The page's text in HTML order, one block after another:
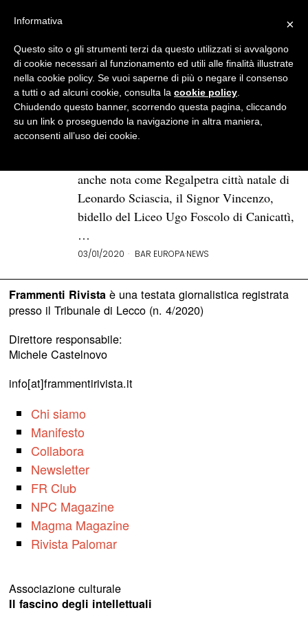
BROWSE TAG
Miglioramento
L’importanza di essere presenti
a noi stessi
Alla fine dell’incontro, prima di uscire da
anche nota come Regalpetra città natale di
Leonardo Sciascia, il Signor Vincenzo,
bidello del Liceo Ugo Foscolo di Canicattì,
…
03/01/2020 BAR EUROPA·NEWS
Frammenti Rivistaè una testata giornalistica registrata
presso il Tribunale di Lecco (n. 4/2020)
Direttore responsabile:
Michele Castelnovo
info[at]frammentirivista.it
Chi siamo
Manifesto
Collabora
Newsletter
FR Club
NPC Magazine
Magma Magazine
Rivista Palomar
Associazione culturale
Il fascino degli intellettuali
×
Informativa
Questo sito o gli strumenti terzi da questo utilizzati si avvalgono
di cookie necessari al funzionamento ed utili alle finalità illustrate
nella cookie policy. Se vuoi saperne di più o negare il consenso
a tutti o ad alcuni cookie, consulta la cookie policy
Chiudendo questo banner, scorrendo questa pagina, cliccando
su un link o proseguendo la navigazione in altra maniera,
acconsenti all’uso dei cookie.